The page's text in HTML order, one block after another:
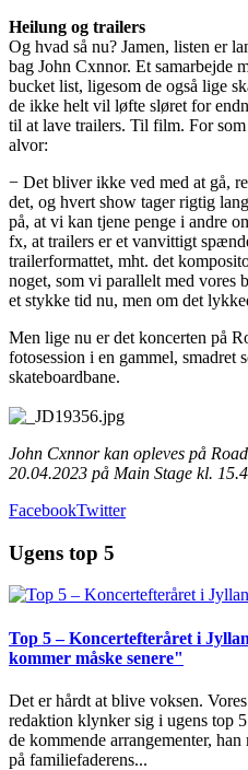
Heilung og trailers
Og hvad så nu? Jamen, listen er
bag John Cxnnor. Et samarbejde
bucket list, ligesom de også lige
de ikke helt vil løfte sløret for
til at lave trailers. Til film. For som
alvor:
− Det bliver ikke ved med at gå,
det, og hvert show tager rigtig
på, at vi kan tjene penge i andre
fx, at trailers er et vanvittigt
trailerformattet, mht. det
noget, som vi parallelt med vores
et stykke tid nu, men om det
Men lige nu er det koncerten på
fotosession i en gammel, smadret
skateboardbane.
John Cxnnor kan opleves på
20.04.2023 på Main Stage kl.
FacebookTwitter
Ugens top 5
Top 5 – Koncertefteråret i
kommer måske senere"
Det er hårdt at blive voksen.
redaktion klynker sig i ugens top
de kommende arrangementer, han
på familiefaderens...